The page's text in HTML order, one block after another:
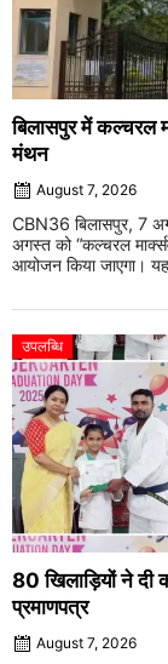
बिलासपुर में कल्चरल
मंथन
August 7, 2026
CBN36 बिलासपुर, 7
अगस्त को “कल्चरल
आयोजन किया जाएगा।
उपलब्धि
80 खिलाड़ियों ने दी
प्रमाणपत्र
August 7, 2026